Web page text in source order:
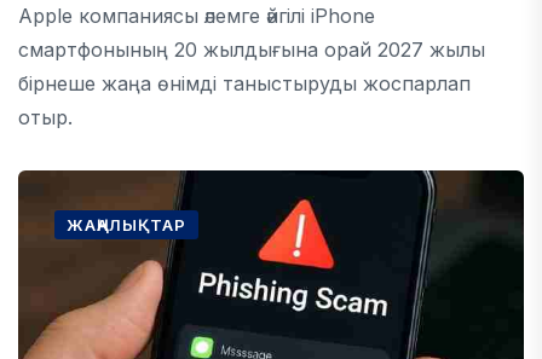
Apple компаниясы әлемге әйгілі iPhone
смартфонының 20 жылдығына орай 2027 жылы
бірнеше жаңа өнімді таныстыруды жоспарлап
отыр.
ЖАҢАЛЫҚТАР